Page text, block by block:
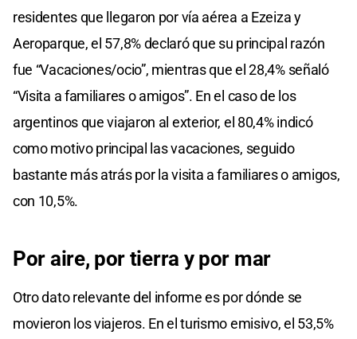
residentes que llegaron por vía aérea a Ezeiza y
Aeroparque, el 57,8% declaró que su principal razón
fue “Vacaciones/ocio”, mientras que el 28,4% señaló
“Visita a familiares o amigos”. En el caso de los
argentinos que viajaron al exterior, el 80,4% indicó
como motivo principal las vacaciones, seguido
bastante más atrás por la visita a familiares o amigos,
con 10,5%.
Por aire, por tierra y por mar
Otro dato relevante del informe es por dónde se
movieron los viajeros. En el turismo emisivo, el 53,5%